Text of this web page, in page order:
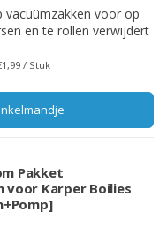
vacuümzakken voor op
en te rollen verwijdert
/ Stuk
Pakket
voor Karper Boilies